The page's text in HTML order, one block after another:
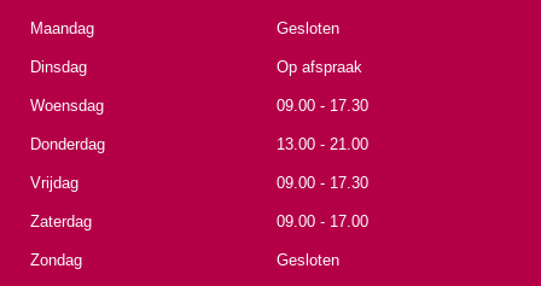
Maandag Gesloten
Dinsdag Op afspraak
Woensdag 09.00 - 17.30
Donderdag 13.00 - 21.00
Vrijdag 09.00 - 17.30
Zaterdag 09.00 - 17.00
Zondag Gesloten